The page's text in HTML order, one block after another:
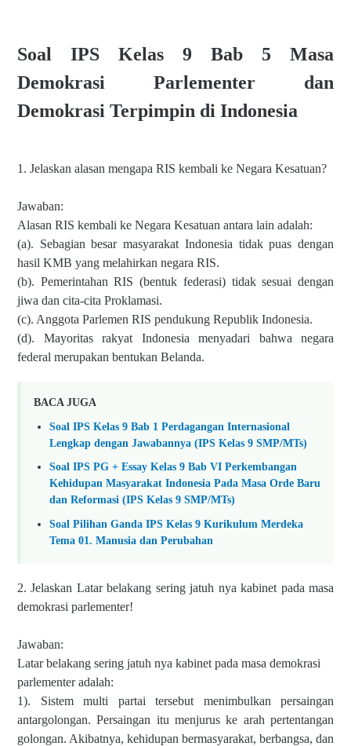
Soal IPS Kelas 9 Bab 5 Masa
Demokrasi Parlementer dan
Demokrasi Terpimpin di Indonesia
1. Jelaskan alasan mengapa RIS kembali ke Negara Kesatuan?
Jawaban:
Alasan RIS kembali ke Negara Kesatuan antara lain adalah:
(a). Sebagian besar masyarakat Indonesia tidak puas dengan
hasil KMB yang melahirkan negara RIS.
(b). Pemerintahan RIS (bentuk federasi) tidak sesuai dengan
jiwa dan cita-cita Proklamasi.
(c). Anggota Parlemen RIS pendukung Republik Indonesia.
(d). Mayoritas rakyat Indonesia menyadari bahwa negara
federal merupakan bentukan Belanda.
BACA JUGA
Soal IPS Kelas 9 Bab 1 Perdagangan Internasional
Lengkap dengan Jawabannya (IPS Kelas 9 SMP/MTs)
Soal IPS PG + Essay Kelas 9 Bab VI Perkembangan
Kehidupan Masyarakat Indonesia Pada Masa Orde Baru
dan Reformasi (IPS Kelas 9 SMP/MTs)
Soal Pilihan Ganda IPS Kelas 9 Kurikulum Merdeka
Tema 01. Manusia dan Perubahan
2. Jelaskan Latar belakang sering jatuh nya kabinet pada masa
demokrasi parlementer!
Jawaban:
Latar belakang sering jatuh nya kabinet pada masa demokrasi
parlementer adalah:
1). Sistem multi partai tersebut menimbulkan persaingan
antargolongan. Persaingan itu menjurus ke arah pertentangan
golongan. Akibatnya, kehidupan bermasyarakat, berbangsa, dan